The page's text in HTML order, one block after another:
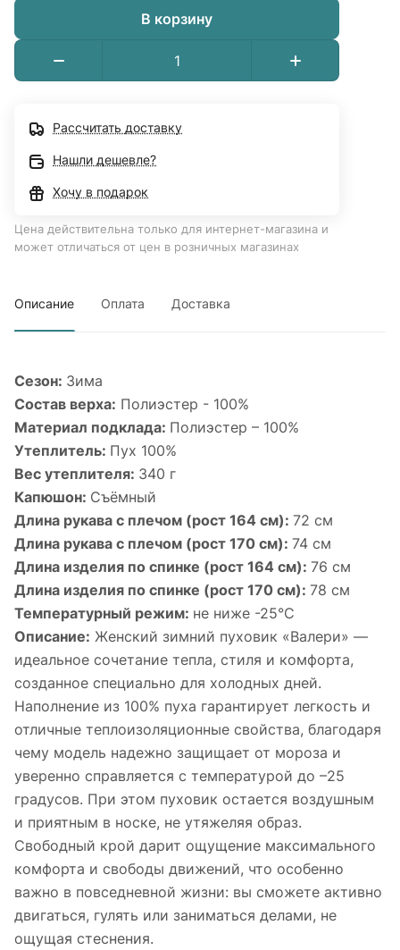
В корзину
Рассчитать доставку
Нашли дешевле?
Хочу в подарок
Цена действительна только для интернет-магазина и
может отличаться от цен в розничных магазинах
Описание Оплата Доставка
Сезон: Зима
Состав верха: Полиэстер - 100%
Материал подклада: Полиэстер – 100%
Утеплитель: Пух 100%
Вес утеплителя: 340 г
Капюшон: Cъёмный
Длина рукава с плечом (рост 164 см): 72 см
Длина рукава с плечом (рост 170 см): 74 см
Длина изделия по спинке (рост 164 см): 76 см
Длина изделия по спинке (рост 170 см): 78 см
Температурный режим: не ниже -25°С
Описание: Женский зимний пуховик «Валери» —
идеальное сочетание тепла, стиля и комфорта,
созданное специально для холодных дней.
Наполнение из 100% пуха гарантирует легкость и
отличные теплоизоляционные свойства, благодаря
чему модель надежно защищает от мороза и
уверенно справляется с температурой до –25
градусов. При этом пуховик остается воздушным
и приятным в носке, не утяжеляя образ.
Свободный крой дарит ощущение максимального
комфорта и свободы движений, что особенно
важно в повседневной жизни: вы сможете активно
двигаться, гулять или заниматься делами, не
ощущая стеснения.